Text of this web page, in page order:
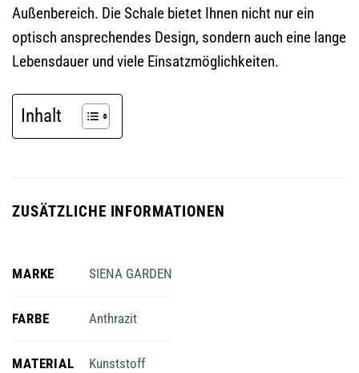
Außenbereich. Die Schale bietet Ihnen nicht nur ein
optisch ansprechendes Design, sondern auch eine lange
Lebensdauer und viele Einsatzmöglichkeiten.
Inhalt
ZUSÄTZLICHE INFORMATIONEN
MARKE SIENA GARDEN
FARBE Anthrazit
MATERIAL Kunststoff